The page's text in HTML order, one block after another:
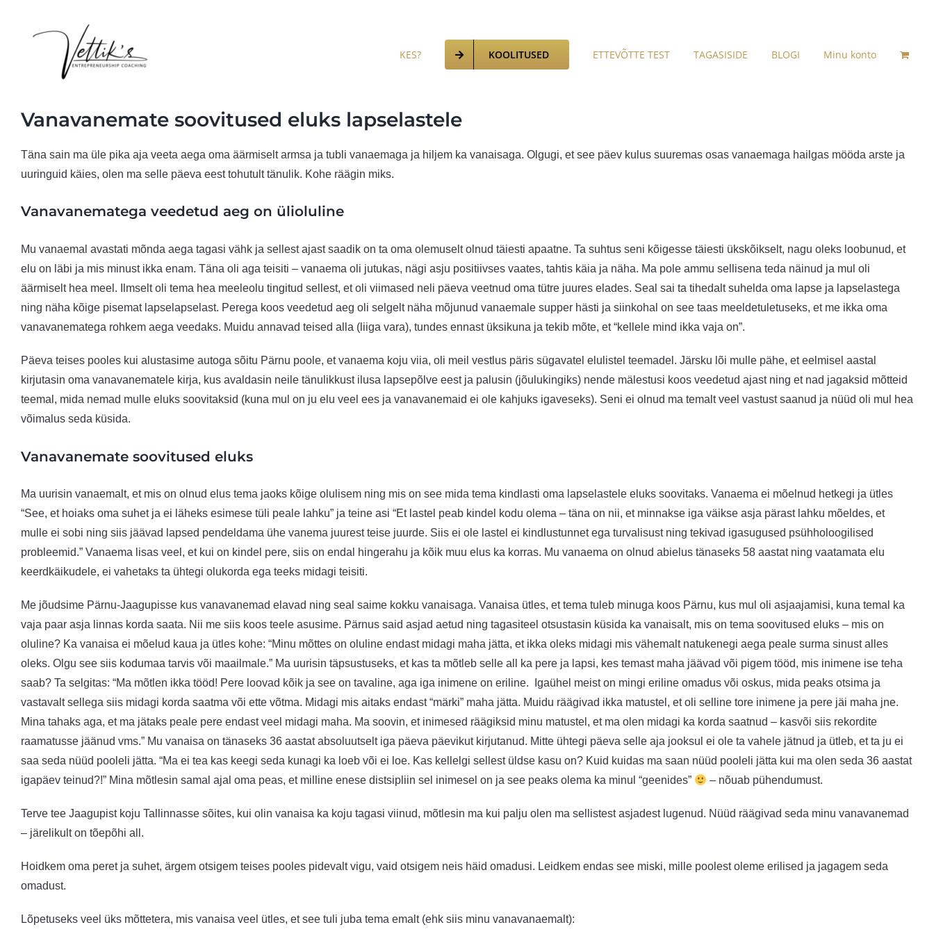
KES? KOOLITUSED ETTEVÕTTE TEST TAGASISIDE BLOGI Minu konto
Vanavanemate soovitused eluks lapselastele
Täna sain ma üle pika aja veeta aega oma äärmiselt armsa ja tubli vanaemaga ja hiljem ka vanaisaga. Olgugi, et see päev kulus suuremas osas vanaemaga hailgas mööda arste ja
uuringuid käies, olen ma selle päeva eest tohutult tänulik. Kohe räägin miks.
Vanavanematega veedetud aeg on ülioluline
Mu vanaemal avastati mõnda aega tagasi vähk ja sellest ajast saadik on ta oma olemuselt olnud täiesti apaatne. Ta suhtus seni kõigesse täiesti ükskõikselt, nagu oleks loobunud, et
elu on läbi ja mis minust ikka enam. Täna oli aga teisiti – vanaema oli jutukas, nägi asju positiivses vaates, tahtis käia ja näha. Ma pole ammu sellisena teda näinud ja mul oli
äärmiselt hea meel. Ilmselt oli tema hea meeleolu tingitud sellest, et oli viimased neli päeva veetnud oma tütre juures elades. Seal sai ta tihedalt suhelda oma lapse ja lapselastega
ning näha kõige pisemat lapselapselast. Perega koos veedetud aeg oli selgelt näha mõjunud vanaemale supper hästi ja siinkohal on see taas meeldetuletuseks, et me ikka oma
vanavanematega rohkem aega veedaks. Muidu annavad teised alla (liiga vara), tundes ennast üksikuna ja tekib mõte, et “kellele mind ikka vaja on”.
Päeva teises pooles kui alustasime autoga sõitu Pärnu poole, et vanaema koju viia, oli meil vestlus päris sügavatel elulistel teemadel. Järsku lõi mulle pähe, et eelmisel aastal
kirjutasin oma vanavanematele kirja, kus avaldasin neile tänulikkust ilusa lapsepõlve eest ja palusin (jõulukingiks) nende mälestusi koos veedetud ajast ning et nad jagaksid mõtteid
teemal, mida nemad mulle eluks soovitaksid (kuna mul on ju elu veel ees ja vanavanemaid ei ole kahjuks igaveseks). Seni ei olnud ma temalt veel vastust saanud ja nüüd oli mul hea
võimalus seda küsida.
Vanavanemate soovitused eluks
Ma uurisin vanaemalt, et mis on olnud elus tema jaoks kõige olulisem ning mis on see mida tema kindlasti oma lapselastele eluks soovitaks. Vanaema ei mõelnud hetkegi ja ütles
“See, et hoiaks oma suhet ja ei läheks esimese tüli peale lahku” ja teine asi “Et lastel peab kindel kodu olema – täna on nii, et minnakse iga väikse asja pärast lahku mõeldes, et
mulle ei sobi ning siis jäävad lapsed pendeldama ühe vanema juurest teise juurde. Siis ei ole lastel ei kindlustunnet ega turvalisust ning tekivad igasugused psühholoogilised
probleemid.” Vanaema lisas veel, et kui on kindel pere, siis on endal hingerahu ja kõik muu elus ka korras. Mu vanaema on olnud abielus tänaseks 58 aastat ning vaatamata elu
keerdkäikudele, ei vahetaks ta ühtegi olukorda ega teeks midagi teisiti.
Me jõudsime Pärnu-Jaagupisse kus vanavanemad elavad ning seal saime kokku vanaisaga. Vanaisa ütles, et tema tuleb minuga koos Pärnu, kus mul oli asjaajamisi, kuna temal ka
vaja paar asja linnas korda saata. Nii me siis koos teele asusime. Pärnus said asjad aetud ning tagasiteel otsustasin küsida ka vanaisalt, mis on tema soovitused eluks – mis on
oluline? Ka vanaisa ei mõelud kaua ja ütles kohe: “Minu mõttes on oluline endast midagi maha jätta, et ikka oleks midagi mis vähemalt natukenegi aega peale surma sinust alles
oleks. Olgu see siis kodumaa tarvis või maailmale.” Ma uurisin täpsustuseks, et kas ta mõtleb selle all ka pere ja lapsi, kes temast maha jäävad või pigem tööd, mis inimene ise teha
saab? Ta selgitas: “Ma mõtlen ikka tööd! Pere loovad kõik ja see on tavaline, aga iga inimene on eriline. Igaühel meist on mingi eriline omadus või oskus, mida peaks otsima ja
vastavalt sellega siis midagi korda saatma või ette võtma. Midagi mis aitaks endast “märki” maha jätta. Muidu räägivad ikka matustel, et oli selline tore inimene ja pere jäi maha jne.
Mina tahaks aga, et ma jätaks peale pere endast veel midagi maha. Ma soovin, et inimesed räägiksid minu matustel, et ma olen midagi ka korda saatnud – kasvõi siis rekordite
raamatusse jäänud vms.” Mu vanaisa on tänaseks 36 aastat absoluutselt iga päeva päevikut kirjutanud. Mitte ühtegi päeva selle aja jooksul ei ole ta vahele jätnud ja ütleb, et ta ju ei
saa seda nüüd pooleli jätta. “Ma ei tea kas keegi seda kunagi ka loeb või ei loe. Kas kellelgi sellest üldse kasu on? Kuid kuidas ma saan nüüd pooleli jätta kui ma olen seda 36 aastat
igapäev teinud?!” Mina mõtlesin samal ajal oma peas, et milline enese distsipliin sel inimesel on ja see peaks olema ka minul “geenides”
– nõuab pühendumust.
Terve tee Jaagupist koju Tallinnasse sõites, kui olin vanaisa ka koju tagasi viinud, mõtlesin ma kui palju olen ma sellistest asjadest lugenud. Nüüd räägivad seda minu vanavanemad
– järelikult on tõepõhi all.
Hoidkem oma peret ja suhet, ärgem otsigem teises pooles pidevalt vigu, vaid otsigem neis häid omadusi. Leidkem endas see miski, mille poolest oleme erilised ja jagagem seda
omadust.
Lõpetuseks veel üks mõttetera, mis vanaisa veel ütles, et see tuli juba tema emalt (ehk siis minu vanavanaemalt):